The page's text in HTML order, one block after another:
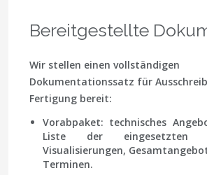
Bereitgestellte
Wir stellen einen vollständigen
Dokumentationssatz für
Fertigung bereit:
Vorabpaket: technisches
Liste der eingesetzten
Visualisierungen,
Terminen.